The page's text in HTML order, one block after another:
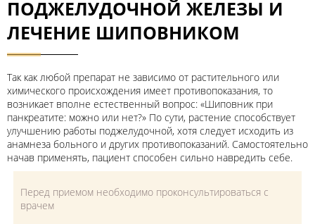
ПОДЖЕЛУДОЧНОЙ ЖЕЛЕЗЫ И
ЛЕЧЕНИЕ ШИПОВНИКОМ
Так как любой препарат не зависимо от растительного или
химического происхождения имеет противопоказания, то
возникает вполне естественный вопрос: «Шиповник при
панкреатите: можно или нет?» По сути, растение способствует
улучшению работы поджелудочной, хотя следует исходить из
анамнеза больного и других противопоказаний. Самостоятельно
начав применять, пациент способен сильно навредить себе.
Перед приемом необходимо проконсультироваться с
врачем